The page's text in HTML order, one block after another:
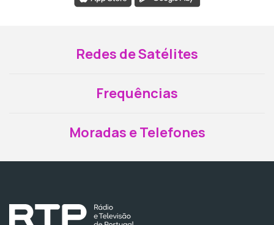
Redes de Satélites
Frequências
Moradas e Telefones